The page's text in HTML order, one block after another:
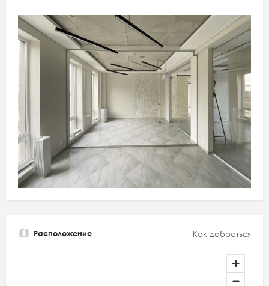
Расположение Как добраться